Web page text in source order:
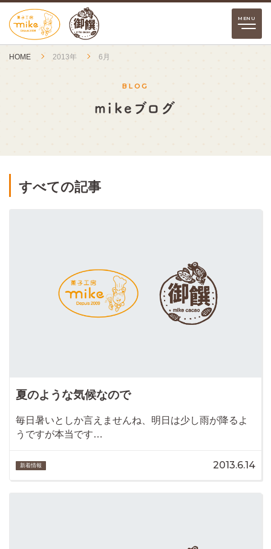
HOME 2013年 6月
BLOG
mikeブログ
すべての記事
夏のような気候なので
毎日暑いとしか言えませんね、明日は少し雨が降るよ
うですが本当です…
新着情報 2013.6.14